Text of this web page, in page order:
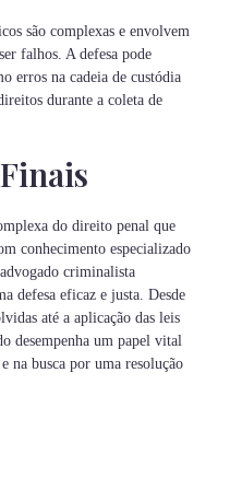
são complexas e envolvem
falhos. A defesa pode
erros na cadeia de custódia
durante a coleta de
do direito penal que
conhecimento especializado
criminalista
defesa eficaz e justa. Desde
até a aplicação das leis
desempenha um papel vital
na busca por uma resolução